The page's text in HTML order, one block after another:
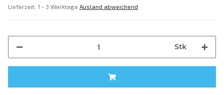
Lieferzeit: 1 - 3 Werktage Ausland abweichend
Stk